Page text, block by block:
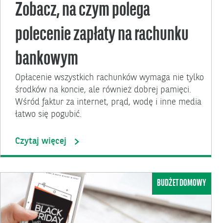
Zobacz, na czym polega
polecenie zapłaty na rachunku
bankowym
Opłacenie wszystkich rachunków wymaga nie tylko
środków na koncie, ale również dobrej pamięci.
Wśród faktur za internet, prąd, wodę i inne media
łatwo się pogubić.
Czytaj więcej
BUDŻET DOMOWY